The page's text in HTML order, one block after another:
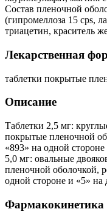
Состав пленочной
(гипромеллоза 15 cps,
триацетин, краситель
Лекарственная
таблетки покрытые
Описание
Таблетки 2,5 мг:
покрытые пленочной
«893» на одной
5,0 мг: овальные
пленочной оболочкой,
одной стороне и «5» на
Фармакокинетика